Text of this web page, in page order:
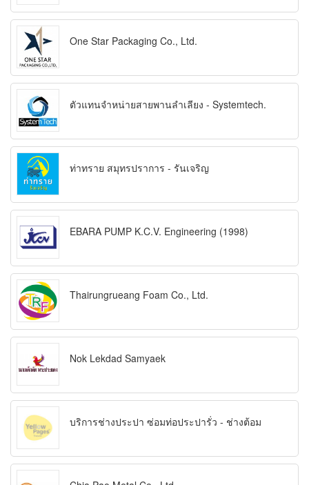
One Star Packaging Co., Ltd.
ตัวแทนจำหน่ายสายพานลำเลียง - Systemtech.
ท่าทราย สมุทรปราการ - รันเจริญ
EBARA PUMP K.C.V. Engineering (1998)
Thairungrueang Foam Co., Ltd.
Nok Lekdad Samyaek
บริการช่างประปา ซ่อมท่อประปารั่ว - ช่างต้อม